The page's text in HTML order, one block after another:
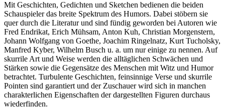
Mit Geschichten, Gedichten und Sketchen bedienen die beiden
Schauspieler das breite Spektrum des Humors. Dabei stöbern sie
quer durch die Literatur und sind fündig geworden bei Autoren wie
Fred Endrikat, Erich Mühsam, Anton Kuh, Christian Morgenstern,
Johann Wolfgang von Goethe, Joachim Ringelnatz, Kurt Tucholsky,
Manfred Kyber, Wilhelm Busch u. a. um nur einige zu nennen. Auf
skurrile Art und Weise werden die alltäglichen Schwächen und
Stärken sowie die Gegensätze des Menschen mit Witz und Humor
betrachtet. Turbulente Geschichten, feinsinnige Verse und skurrile
Pointen sind garantiert und der Zuschauer wird sich in manchen
charakterlichen Eigenschaften der dargestellten Figuren durchaus
wiederfinden.